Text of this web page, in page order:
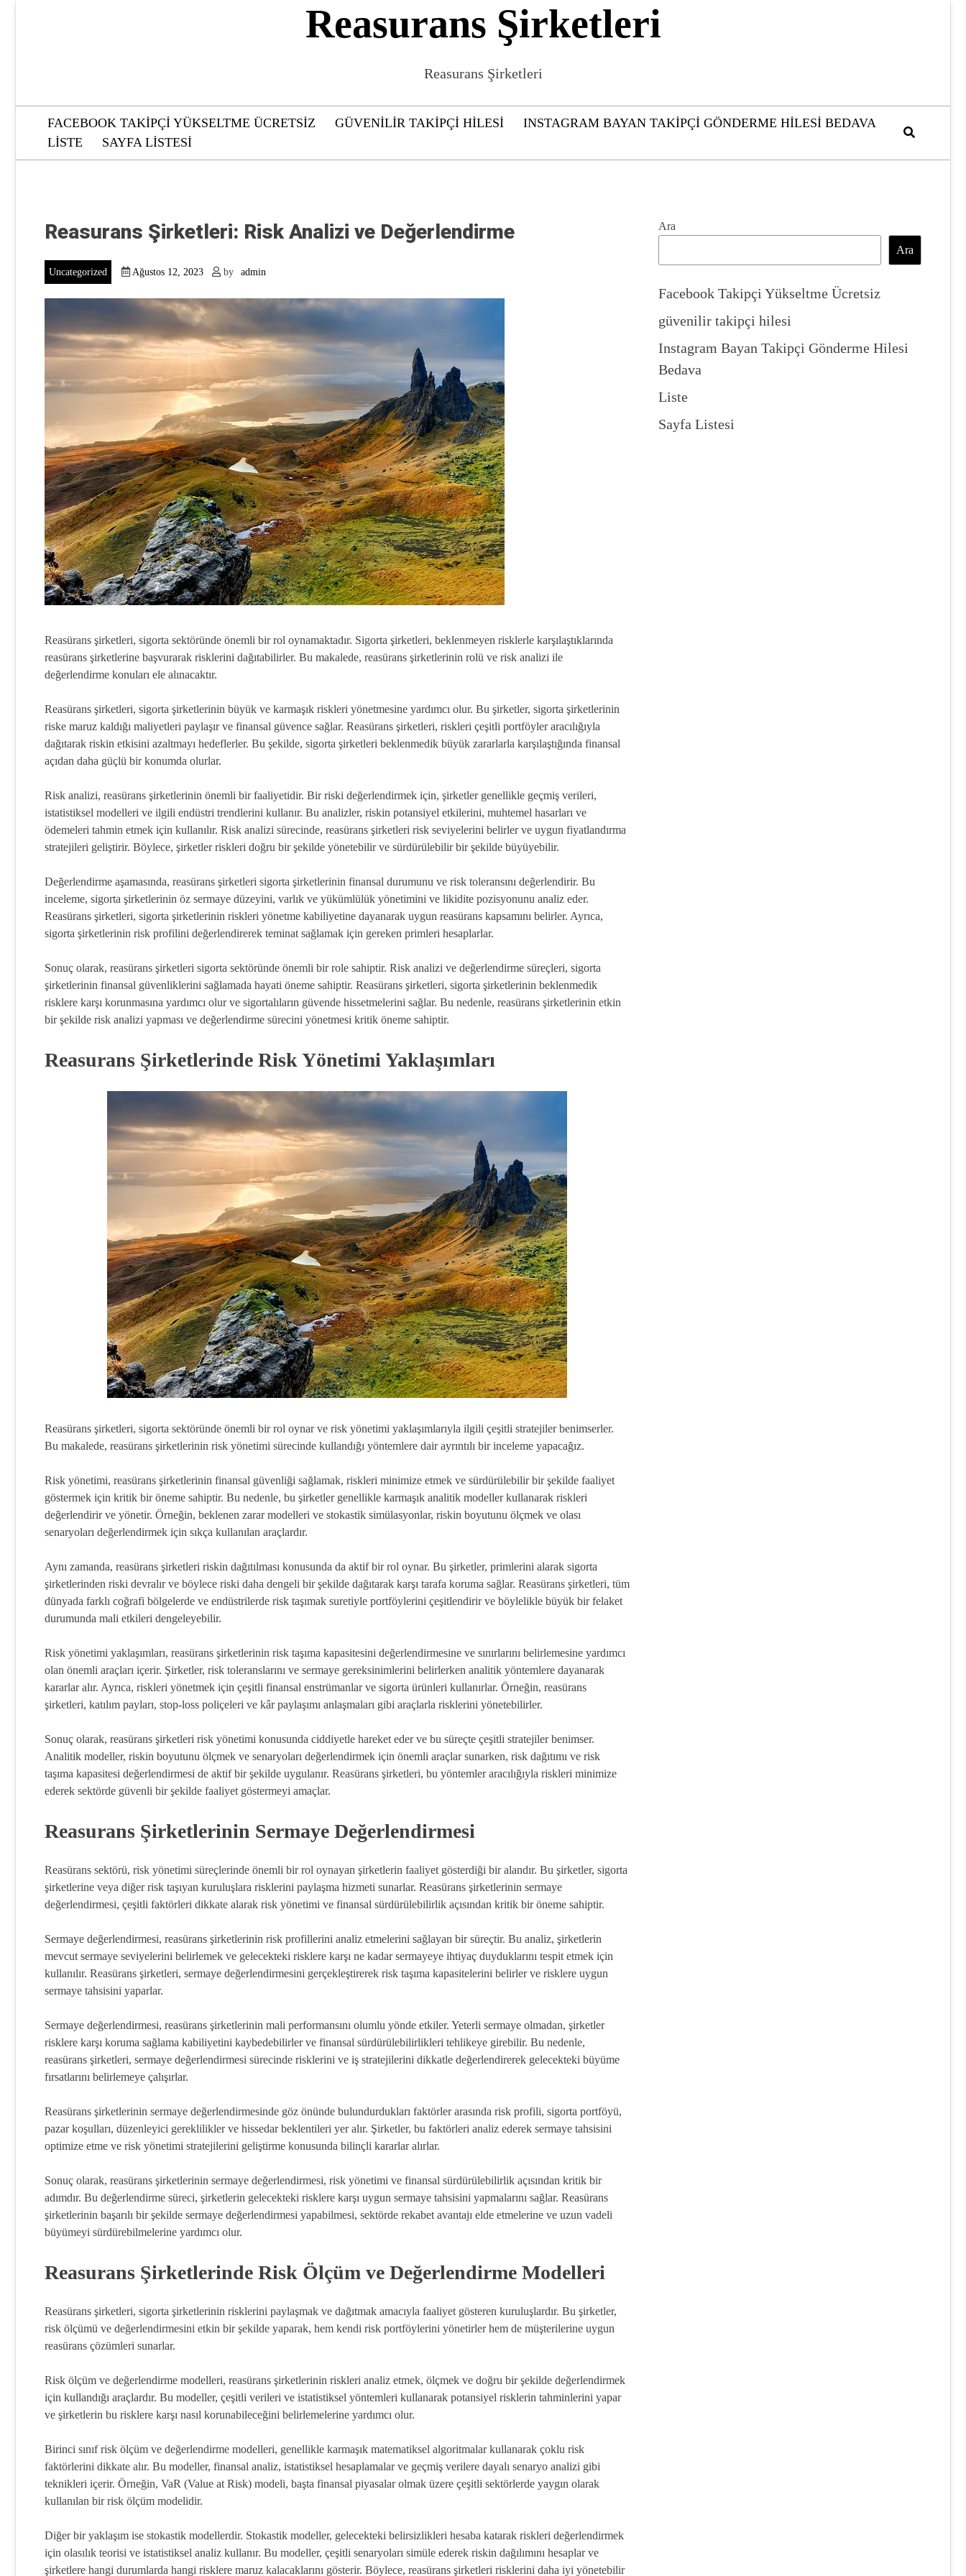
Reasurans Şirketleri
Reasurans Şirketleri
FACEBOOK TAKIPÇI YÜKSELTME ÜCRETSIZ GÜVENILIR TAKIPÇI HILESI
INSTAGRAM BAYAN TAKIPÇI GÖNDERME HILESI BEDAVA
LISTE
SAYFA LISTESI
Reasurans Şirketleri: Risk Analizi ve Değerlendirme
Uncategorized Ağustos 12, 2023 by admin
Reasürans şirketleri, sigorta sektöründe önemli bir rol oynamaktadır. Sigorta şirketleri, beklenmeyen risklerle karşılaştıklarında
reasürans şirketlerine başvurarak risklerini dağıtabilirler. Bu makalede, reasürans şirketlerinin rolü ve risk analizi ile
değerlendirme konuları ele alınacaktır.
Reasürans şirketleri, sigorta şirketlerinin büyük ve karmaşık riskleri yönetmesine yardımcı olur. Bu şirketler, sigorta şirketlerinin
riske maruz kaldığı maliyetleri paylaşır ve finansal güvence sağlar. Reasürans şirketleri, riskleri çeşitli portföyler aracılığıyla
dağıtarak riskin etkisini azaltmayı hedeflerler. Bu şekilde, sigorta şirketleri beklenmedik büyük zararlarla karşılaştığında finansal
açıdan daha güçlü bir konumda olurlar.
Risk analizi, reasürans şirketlerinin önemli bir faaliyetidir. Bir riski değerlendirmek için, şirketler genellikle geçmiş verileri,
istatistiksel modelleri ve ilgili endüstri trendlerini kullanır. Bu analizler, riskin potansiyel etkilerini, muhtemel hasarları ve
ödemeleri tahmin etmek için kullanılır. Risk analizi sürecinde, reasürans şirketleri risk seviyelerini belirler ve uygun fiyatlandırma
stratejileri geliştirir. Böylece, şirketler riskleri doğru bir şekilde yönetebilir ve sürdürülebilir bir şekilde büyüyebilir.
Değerlendirme aşamasında, reasürans şirketleri sigorta şirketlerinin finansal durumunu ve risk toleransını değerlendirir. Bu
inceleme, sigorta şirketlerinin öz sermaye düzeyini, varlık ve yükümlülük yönetimini ve likidite pozisyonunu analiz eder.
Reasürans şirketleri, sigorta şirketlerinin riskleri yönetme kabiliyetine dayanarak uygun reasürans kapsamını belirler. Ayrıca,
sigorta şirketlerinin risk profilini değerlendirerek teminat sağlamak için gereken primleri hesaplarlar.
Sonuç olarak, reasürans şirketleri sigorta sektöründe önemli bir role sahiptir. Risk analizi ve değerlendirme süreçleri, sigorta
şirketlerinin finansal güvenliklerini sağlamada hayati öneme sahiptir. Reasürans şirketleri, sigorta şirketlerinin beklenmedik
risklere karşı korunmasına yardımcı olur ve sigortalıların güvende hissetmelerini sağlar. Bu nedenle, reasürans şirketlerinin etkin
bir şekilde risk analizi yapması ve değerlendirme sürecini yönetmesi kritik öneme sahiptir.
Reasurans Şirketlerinde Risk Yönetimi Yaklaşımları
Reasürans şirketleri, sigorta sektöründe önemli bir rol oynar ve risk yönetimi yaklaşımlarıyla ilgili çeşitli stratejiler benimserler.
Bu makalede, reasürans şirketlerinin risk yönetimi sürecinde kullandığı yöntemlere dair ayrıntılı bir inceleme yapacağız.
Risk yönetimi, reasürans şirketlerinin finansal güvenliği sağlamak, riskleri minimize etmek ve sürdürülebilir bir şekilde faaliyet
göstermek için kritik bir öneme sahiptir. Bu nedenle, bu şirketler genellikle karmaşık analitik modeller kullanarak riskleri
değerlendirir ve yönetir. Örneğin, beklenen zarar modelleri ve stokastik simülasyonlar, riskin boyutunu ölçmek ve olası
senaryoları değerlendirmek için sıkça kullanılan araçlardır.
Aynı zamanda, reasürans şirketleri riskin dağıtılması konusunda da aktif bir rol oynar. Bu şirketler, primlerini alarak sigorta
şirketlerinden riski devralır ve böylece riski daha dengeli bir şekilde dağıtarak karşı tarafa koruma sağlar. Reasürans şirketleri, tüm
dünyada farklı coğrafi bölgelerde ve endüstrilerde risk taşımak suretiyle portföylerini çeşitlendirir ve böylelikle büyük bir felaket
durumunda mali etkileri dengeleyebilir.
Risk yönetimi yaklaşımları, reasürans şirketlerinin risk taşıma kapasitesini değerlendirmesine ve sınırlarını belirlemesine yardımcı
olan önemli araçları içerir. Şirketler, risk toleranslarını ve sermaye gereksinimlerini belirlerken analitik yöntemlere dayanarak
kararlar alır. Ayrıca, riskleri yönetmek için çeşitli finansal enstrümanlar ve sigorta ürünleri kullanırlar. Örneğin, reasürans
şirketleri, katılım payları, stop-loss poliçeleri ve kâr paylaşımı anlaşmaları gibi araçlarla risklerini yönetebilirler.
Sonuç olarak, reasürans şirketleri risk yönetimi konusunda ciddiyetle hareket eder ve bu süreçte çeşitli stratejiler benimser.
Analitik modeller, riskin boyutunu ölçmek ve senaryoları değerlendirmek için önemli araçlar sunarken, risk dağıtımı ve risk
taşıma kapasitesi değerlendirmesi de aktif bir şekilde uygulanır. Reasürans şirketleri, bu yöntemler aracılığıyla riskleri minimize
ederek sektörde güvenli bir şekilde faaliyet göstermeyi amaçlar.
Reasurans Şirketlerinin Sermaye Değerlendirmesi
Reasürans sektörü, risk yönetimi süreçlerinde önemli bir rol oynayan şirketlerin faaliyet gösterdiği bir alandır. Bu şirketler, sigorta
şirketlerine veya diğer risk taşıyan kuruluşlara risklerini paylaşma hizmeti sunarlar. Reasürans şirketlerinin sermaye
değerlendirmesi, çeşitli faktörleri dikkate alarak risk yönetimi ve finansal sürdürülebilirlik açısından kritik bir öneme sahiptir.
Sermaye değerlendirmesi, reasürans şirketlerinin risk profillerini analiz etmelerini sağlayan bir süreçtir. Bu analiz, şirketlerin
mevcut sermaye seviyelerini belirlemek ve gelecekteki risklere karşı ne kadar sermayeye ihtiyaç duyduklarını tespit etmek için
kullanılır. Reasürans şirketleri, sermaye değerlendirmesini gerçekleştirerek risk taşıma kapasitelerini belirler ve risklere uygun
sermaye tahsisini yaparlar.
Sermaye değerlendirmesi, reasürans şirketlerinin mali performansını olumlu yönde etkiler. Yeterli sermaye olmadan, şirketler
risklere karşı koruma sağlama kabiliyetini kaybedebilirler ve finansal sürdürülebilirlikleri tehlikeye girebilir. Bu nedenle,
reasürans şirketleri, sermaye değerlendirmesi sürecinde risklerini ve iş stratejilerini dikkatle değerlendirerek gelecekteki büyüme
fırsatlarını belirlemeye çalışırlar.
Reasürans şirketlerinin sermaye değerlendirmesinde göz önünde bulundurdukları faktörler arasında risk profili, sigorta portföyü,
pazar koşulları, düzenleyici gereklilikler ve hissedar beklentileri yer alır. Şirketler, bu faktörleri analiz ederek sermaye tahsisini
optimize etme ve risk yönetimi stratejilerini geliştirme konusunda bilinçli kararlar alırlar.
Sonuç olarak, reasürans şirketlerinin sermaye değerlendirmesi, risk yönetimi ve finansal sürdürülebilirlik açısından kritik bir
adımdır. Bu değerlendirme süreci, şirketlerin gelecekteki risklere karşı uygun sermaye tahsisini yapmalarını sağlar. Reasürans
şirketlerinin başarılı bir şekilde sermaye değerlendirmesi yapabilmesi, sektörde rekabet avantajı elde etmelerine ve uzun vadeli
büyümeyi sürdürebilmelerine yardımcı olur.
Reasurans Şirketlerinde Risk Ölçüm ve Değerlendirme Modelleri
Reasürans şirketleri, sigorta şirketlerinin risklerini paylaşmak ve dağıtmak amacıyla faaliyet gösteren kuruluşlardır. Bu şirketler,
risk ölçümü ve değerlendirmesini etkin bir şekilde yaparak, hem kendi risk portföylerini yönetirler hem de müşterilerine uygun
reasürans çözümleri sunarlar.
Risk ölçüm ve değerlendirme modelleri, reasürans şirketlerinin riskleri analiz etmek, ölçmek ve doğru bir şekilde değerlendirmek
için kullandığı araçlardır. Bu modeller, çeşitli verileri ve istatistiksel yöntemleri kullanarak potansiyel risklerin tahminlerini yapar
ve şirketlerin bu risklere karşı nasıl korunabileceğini belirlemelerine yardımcı olur.
Birinci sınıf risk ölçüm ve değerlendirme modelleri, genellikle karmaşık matematiksel algoritmalar kullanarak çoklu risk
faktörlerini dikkate alır. Bu modeller, finansal analiz, istatistiksel hesaplamalar ve geçmiş verilere dayalı senaryo analizi gibi
teknikleri içerir. Örneğin, VaR (Value at Risk) modeli, başta finansal piyasalar olmak üzere çeşitli sektörlerde yaygın olarak
kullanılan bir risk ölçüm modelidir.
Diğer bir yaklaşım ise stokastik modellerdir. Stokastik modeller, gelecekteki belirsizlikleri hesaba katarak riskleri değerlendirmek
için olasılık teorisi ve istatistiksel analiz kullanır. Bu modeller, çeşitli senaryoları simüle ederek riskin dağılımını hesaplar ve
şirketlere hangi durumlarda hangi risklere maruz kalacaklarını gösterir. Böylece, reasürans şirketleri risklerini daha iyi yönetebilir
Ara
Ara
Facebook Takipçi Yükseltme Ücretsiz
güvenilir takipçi hilesi
Instagram Bayan Takipçi Gönderme Hilesi
Bedava
Liste
Sayfa Listesi